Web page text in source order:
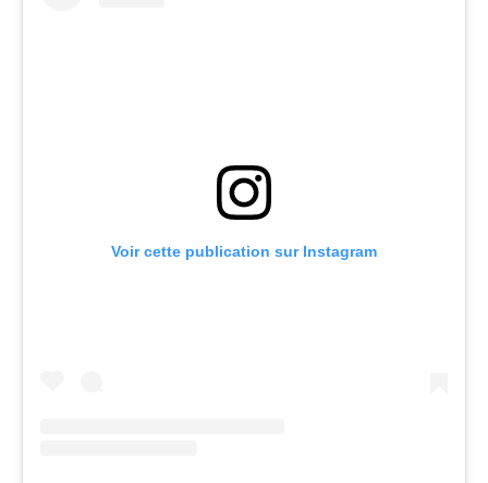
Voir cette publication sur Instagram